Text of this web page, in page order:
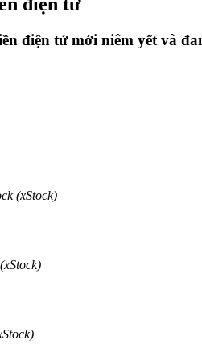
nắm giữ BTR
tiền điện tử
điện tử
điện tử mới niêm yết và
(xStock)